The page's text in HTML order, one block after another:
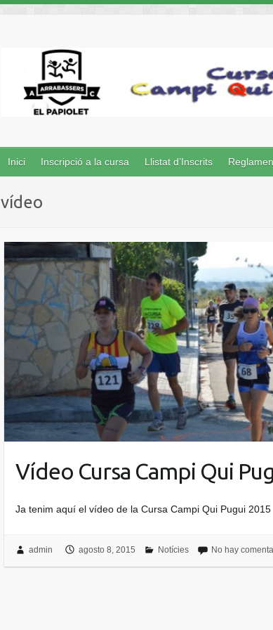
Inici Inscripció a la cursa Llistat d’Inscrits
vídeo
Vídeo Cursa Campi Qui
Ja tenim aquí el vídeo de la Cursa Campi Qui Pugui 2015
admin agosto 8, 2015 Notícies No hay